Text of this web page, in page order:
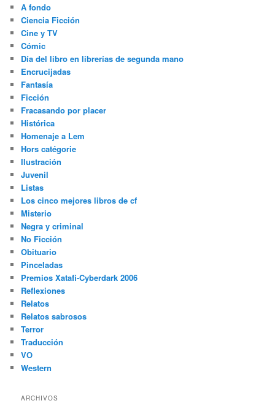
A fondo
Ciencia Ficción
Cine y TV
Cómic
Día del libro en librerías de segunda mano
Encrucijadas
Fantasía
Ficción
Fracasando por placer
Histórica
Homenaje a Lem
Hors catégorie
Ilustración
Juvenil
Listas
Los cinco mejores libros de cf
Misterio
Negra y criminal
No Ficción
Obituario
Pinceladas
Premios Xatafi-Cyberdark 2006
Reflexiones
Relatos
Relatos sabrosos
Terror
Traducción
VO
Western
ARCHIVOS